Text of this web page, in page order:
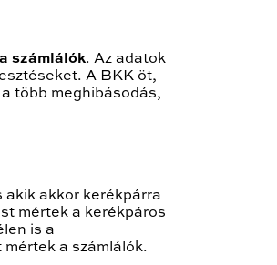
számlálók. Az adatok
A BKK öt,
több meghibásodás,
akik akkor kerékpárra
mértek a kerékpáros
is a
a számlálók.